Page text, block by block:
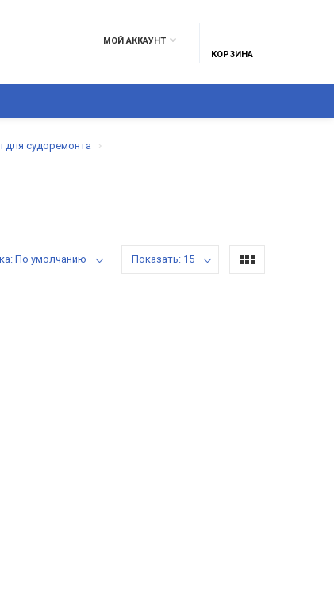
МОЙ АККАУНТ
КОРЗИНА
судоремонта
По умолчанию Показать: 15